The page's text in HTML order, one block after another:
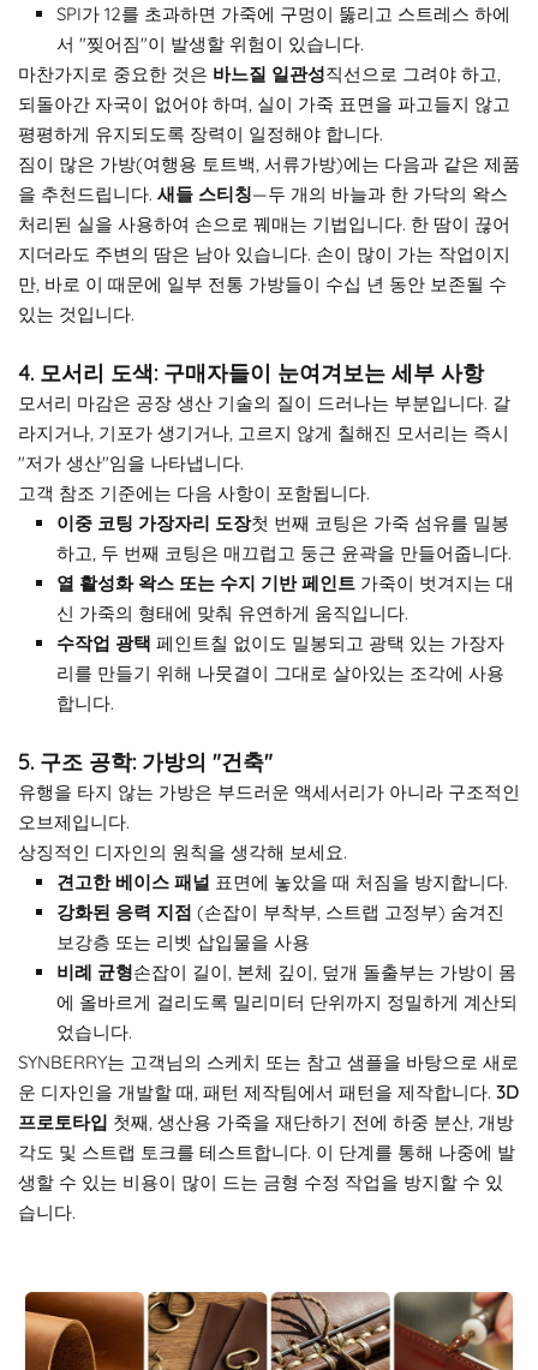
SPI가 12를 초과하면 가죽에 구멍이 뚫리고 스트레스 하에
서 "찢어짐"이 발생할 위험이 있습니다.
마찬가지로 중요한 것은 바느질 일관성직선으로 그려야 하고,
되돌아간 자국이 없어야 하며, 실이 가죽 표면을 파고들지 않고
평평하게 유지되도록 장력이 일정해야 합니다.
짐이 많은 가방(여행용 토트백, 서류가방)에는 다음과 같은 제품
을 추천드립니다. 새들 스티칭—두 개의 바늘과 한 가닥의 왁스
처리된 실을 사용하여 손으로 꿰매는 기법입니다. 한 땀이 끊어
지더라도 주변의 땀은 남아 있습니다. 손이 많이 가는 작업이지
만, 바로 이 때문에 일부 전통 가방들이 수십 년 동안 보존될 수
있는 것입니다.
4. 모서리 도색: 구매자들이 눈여겨보는 세부 사항
모서리 마감은 공장 생산 기술의 질이 드러나는 부분입니다. 갈
라지거나, 기포가 생기거나, 고르지 않게 칠해진 모서리는 즉시
"저가 생산"임을 나타냅니다.
고객 참조 기준에는 다음 사항이 포함됩니다.
이중 코팅 가장자리 도장첫 번째 코팅은 가죽 섬유를 밀봉
하고, 두 번째 코팅은 매끄럽고 둥근 윤곽을 만들어줍니다.
열 활성화 왁스 또는 수지 기반 페인트 가죽이 벗겨지는 대
신 가죽의 형태에 맞춰 유연하게 움직입니다.
수작업 광택 페인트칠 없이도 밀봉되고 광택 있는 가장자
리를 만들기 위해 나뭇결이 그대로 살아있는 조각에 사용
합니다.
5. 구조 공학: 가방의 "건축"
유행을 타지 않는 가방은 부드러운 액세서리가 아니라 구조적인
오브제입니다.
상징적인 디자인의 원칙을 생각해 보세요.
견고한 베이스 패널 표면에 놓았을 때 처짐을 방지합니다.
강화된 응력 지점 (손잡이 부착부, 스트랩 고정부) 숨겨진
보강층 또는 리벳 삽입물을 사용
비례 균형손잡이 길이, 본체 깊이, 덮개 돌출부는 가방이 몸
에 올바르게 걸리도록 밀리미터 단위까지 정밀하게 계산되
었습니다.
SYNBERRY는 고객님의 스케치 또는 참고 샘플을 바탕으로 새로
운 디자인을 개발할 때, 패턴 제작팀에서 패턴을 제작합니다. 3D
프로토타입 첫째, 생산용 가죽을 재단하기 전에 하중 분산, 개방
각도 및 스트랩 토크를 테스트합니다. 이 단계를 통해 나중에 발
생할 수 있는 비용이 많이 드는 금형 수정 작업을 방지할 수 있
습니다.